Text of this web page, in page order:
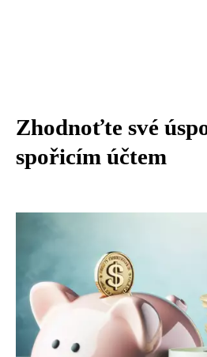
Zhodnoťte své
spořicím účtem